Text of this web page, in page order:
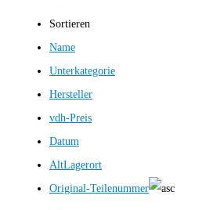
Sortieren
Name
Unterkategorie
Hersteller
vdh-Preis
Datum
AltLagerort
Original-Teilenummer